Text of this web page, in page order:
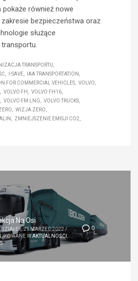
pokaże również nowe
bezpieczeństwa oraz
służące
TRANSPORTU
I-SAVE
IAA TRANSPORTATION
FOR COMMERCIAL VEHICLES
VOLVO
VOLVO FH
VOLVO FH16
VOLVO FM LNG
VOLVO TRUCKS
WIZJA ZERO
ZMNIEJSZENIE EMISJI CO2
0
Na Osi
21 MARZEC 2022/
WAKTUALNOŚCI ,